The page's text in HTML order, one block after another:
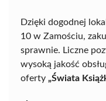
Dzięki dogodnej
10 w Zamościu,
sprawnie. Liczne
wysoką jakość
oferty „Świata